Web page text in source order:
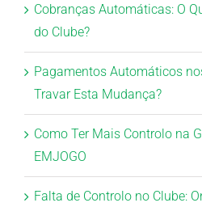
Cobranças Automáticas: O
do Clube?
Pagamentos Automáticos
Travar Esta Mudança?
Como Ter Mais Controlo na
EMJOGO
Falta de Controlo no Clube: